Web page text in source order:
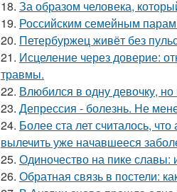
18. За образом человека,
19. Российским семейным парам
20. Петербуржец живёт без
21. Исцеление через доверие:
травмы.
22. Влюбился в одну девочку,
23. Депрессия - болезнь. Не
24. Более ста лет считалось,
вылечить уже начавшееся
25. Одиночество на пике славы:
26. Обратная связь в постели: